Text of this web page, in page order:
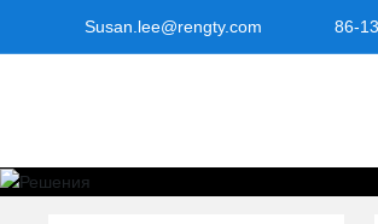
Susan.lee@rengty.com 86-